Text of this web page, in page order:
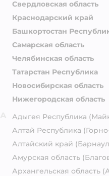
Свердловская область
Краснодарский край
Башкортостан
Самарская область
Челябинская область
Татарстан Республика
Новосибирская область
Нижегородская область
Адыгея Республика
Алтай Республика
Алтайский край
Амурская область
Архангельская область